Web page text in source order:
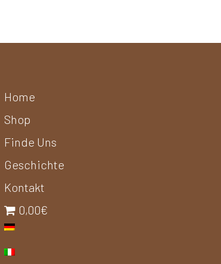
Home
Shop
Finde Uns
Geschichte
Kontakt
0,00€